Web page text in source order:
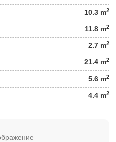
10.3 m2
11.8 m2
2.7 m2
21.4 m2
5.6 m2
4.4 m2